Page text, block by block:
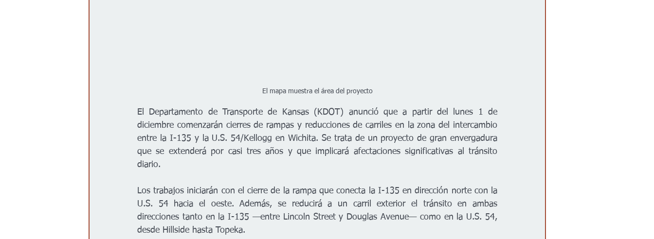
El mapa muestra el área del proyecto
El Departamento de Transporte de Kansas (KDOT) anunció que a partir del lunes 1 de
diciembre comenzarán cierres de rampas y reducciones de carriles en la zona del intercambio
entre la I-135 y la U.S. 54/Kellogg en Wichita. Se trata de un proyecto de gran envergadura
que se extenderá por casi tres años y que implicará afectaciones significativas al tránsito
diario.
Los trabajos iniciarán con el cierre de la rampa que conecta la I-135 en dirección norte con la
U.S. 54 hacia el oeste. Además, se reducirá a un carril exterior el tránsito en ambas
direcciones tanto en la I-135 —entre Lincoln Street y Douglas Avenue— como en la U.S. 54,
desde Hillside hasta Topeka.